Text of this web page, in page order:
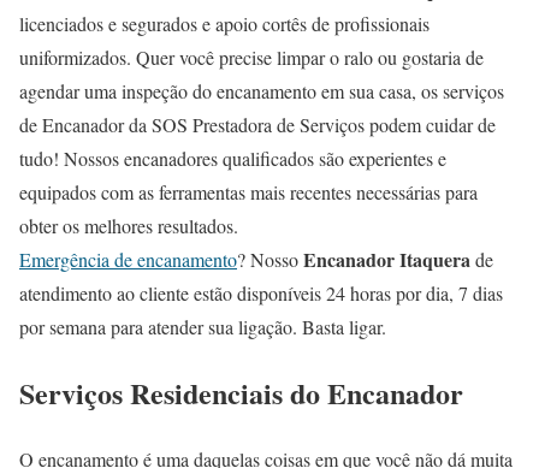
licenciados e segurados e apoio cortês de profissionais
uniformizados. Quer você precise limpar o ralo ou gostaria de
agendar uma inspeção do encanamento em sua casa, os serviços
de Encanador da SOS Prestadora de Serviços podem cuidar de
tudo! Nossos encanadores qualificados são experientes e
equipados com as ferramentas mais recentes necessárias para
obter os melhores resultados.
Emergência de encanamento? NossoEncanador Itaquerade
atendimento ao cliente estão disponíveis 24 horas por dia, 7 dias
por semana para atender sua ligação. Basta ligar.
Serviços Residenciais do Encanador
O encanamento é uma daquelas coisas em que você não dá muita